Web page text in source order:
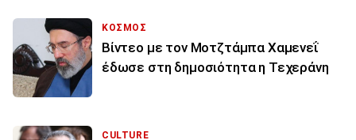
ΚΟΣΜΟΣ
Βίντεο με τον Μοτζτάμπα Χαμενεΐ
έδωσε στη δημοσιότητα η Τεχεράνη
CULTURE